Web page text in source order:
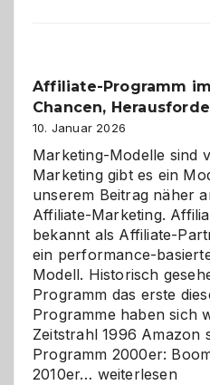
Affiliate-Programm
Chancen,
10. Januar 2026
Marketing-Modelle sind
Marketing gibt es ein
unserem Beitrag näher
Affiliate-Marketing.
bekannt als Affiliate-
ein performance-
Modell. Historisch
Programm das erste
Programme haben sich
Zeitstrahl 1996 Amazon
Programm 2000er:
2010er… Affiliate-
weiterlesen